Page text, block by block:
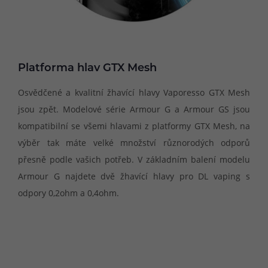
Platforma hlav GTX Mesh
Osvědčené a kvalitní žhavící hlavy Vaporesso GTX Mesh
jsou zpět. Modelové série Armour G a Armour GS jsou
kompatibilní se všemi hlavami z platformy GTX Mesh, na
výběr tak máte velké množství různorodých odporů
přesně podle vašich potřeb. V základním balení modelu
Armour G najdete dvě žhavící hlavy pro DL vaping s
odpory 0,2ohm a 0,4ohm.